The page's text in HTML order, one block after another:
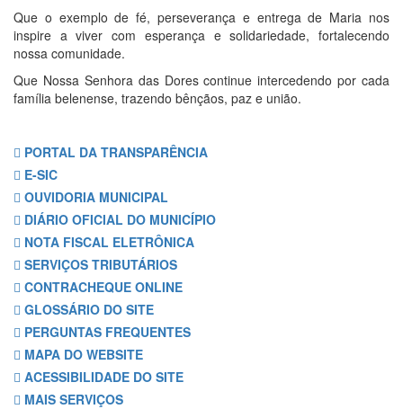
Que o exemplo de fé, perseverança e entrega de Maria nos
inspire a viver com esperança e solidariedade, fortalecendo
nossa comunidade.
Que Nossa Senhora das Dores continue intercedendo por cada
família belenense, trazendo bênçãos, paz e união.
PORTAL DA TRANSPARÊNCIA
E-SIC
OUVIDORIA MUNICIPAL
DIÁRIO OFICIAL DO MUNICÍPIO
NOTA FISCAL ELETRÔNICA
SERVIÇOS TRIBUTÁRIOS
CONTRACHEQUE ONLINE
GLOSSÁRIO DO SITE
PERGUNTAS FREQUENTES
MAPA DO WEBSITE
ACESSIBILIDADE DO SITE
MAIS SERVIÇOS